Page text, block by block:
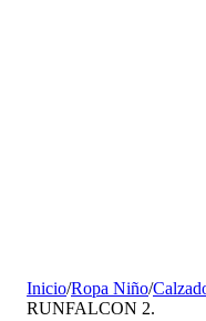
Inicio/Ropa Niño/
RUNFALCON 2.